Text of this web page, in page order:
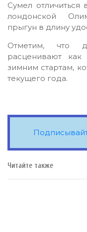
Сумел
лондонской
прыгун в длину
Отметим, что
расценивают как
зимним стартам,
текущего года.
Читайте также